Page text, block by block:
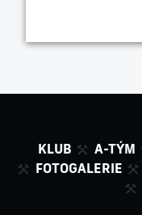
KLUB A-TÝM
FOTOGALERIE